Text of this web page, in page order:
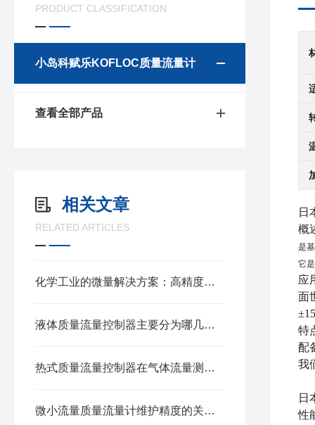
PRODUCT CLASSIFICATION
小岛科赋乐KOFLOC质量流量计
查看全部产品
相关文章
RELATED ARTICLES
化学工业的微量解决方案：高精度微小流量质量流量计
液体质量流量控制器主要分为哪几种类型？
热式质量流量控制器在气体流量测量中的应用
微小流量质量流量计维护精度的关键方法
日
概
是
它
应
面
特
配
我
日
性